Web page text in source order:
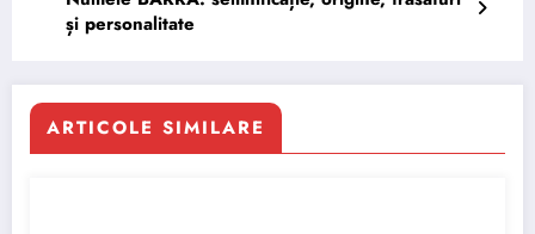
și personalitate
ARTICOLE SIMILARE